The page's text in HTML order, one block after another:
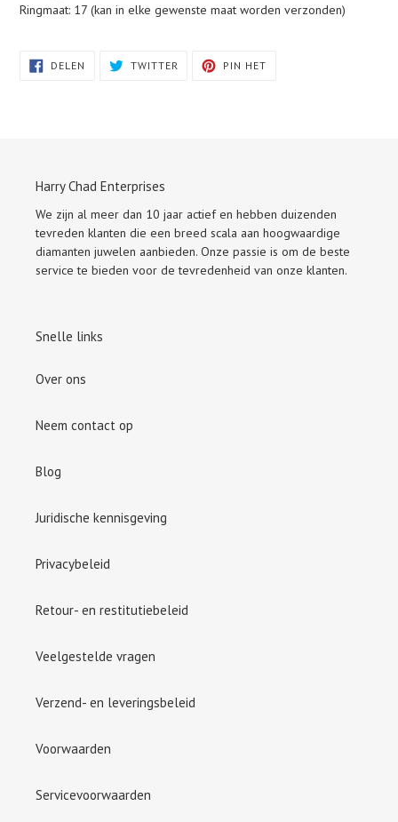
Ringmaat: 17 (kan in elke gewenste maat worden verzonden)
DELEN DELEN
TWITTER TWITTEREN
OP
PIN HET
Harry Chad Enterprises
We zijn al meer dan 10 jaar actief en hebben duizenden
tevreden klanten die een breed scala aan hoogwaardige
diamanten juwelen aanbieden. Onze passie is om de beste
service te bieden voor de tevredenheid van onze klanten.
Snelle links
Over ons
Neem contact op
Blog
Juridische kennisgeving
Privacybeleid
Retour- en restitutiebeleid
Veelgestelde vragen
Verzend- en leveringsbeleid
Voorwaarden
Servicevoorwaarden